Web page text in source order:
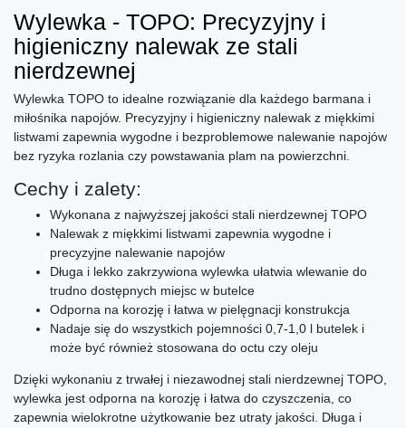
Wylewka - TOPO: Precyzyjny i
higieniczny nalewak ze stali
nierdzewnej
Wylewka TOPO to idealne rozwiązanie dla każdego barmana i
miłośnika napojów. Precyzyjny i higieniczny nalewak z miękkimi
listwami zapewnia wygodne i bezproblemowe nalewanie napojów
bez ryzyka rozlania czy powstawania plam na powierzchni.
Cechy i zalety:
Wykonana z najwyższej jakości stali nierdzewnej TOPO
Nalewak z miękkimi listwami zapewnia wygodne i
precyzyjne nalewanie napojów
Długa i lekko zakrzywiona wylewka ułatwia wlewanie do
trudno dostępnych miejsc w butelce
Odporna na korozję i łatwa w pielęgnacji konstrukcja
Nadaje się do wszystkich pojemności 0,7-1,0 l butelek i
może być również stosowana do octu czy oleju
Dzięki wykonaniu z trwałej i niezawodnej stali nierdzewnej TOPO,
wylewka jest odporna na korozję i łatwa do czyszczenia, co
zapewnia wielokrotne użytkowanie bez utraty jakości. Długa i